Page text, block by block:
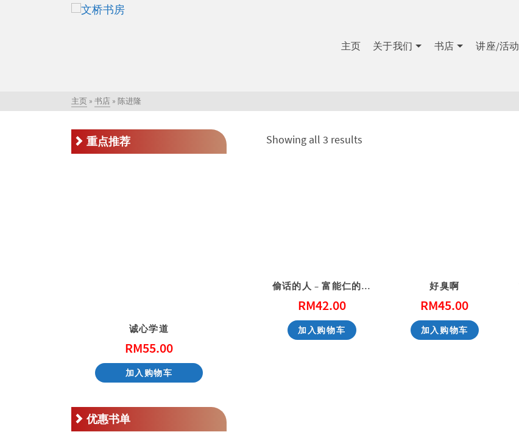
主页 关于我们 书店 讲座/活动
主页 » 书店 » 陈进隆
Showing all 3 results
偷话的人 – 富能仁的故事
RM42.00
加入购物车
好臭啊
RM45.00
加入购物车
重点推荐
诚心学道
RM55.00
加入购物车
优惠书单